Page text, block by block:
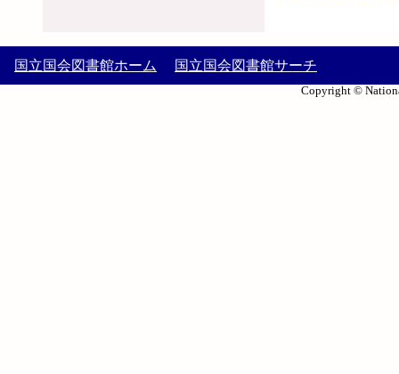
国立国会図書館ホーム 国立国会図書館サーチ
Copyright ©